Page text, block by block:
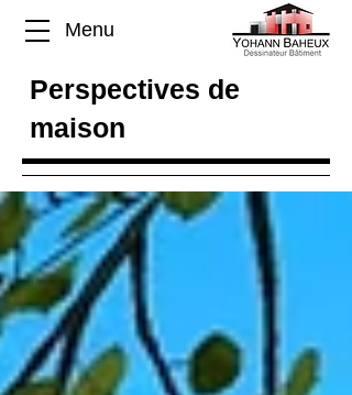
Menu
Perspectives de
maison